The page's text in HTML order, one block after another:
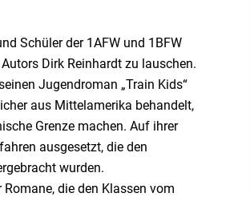
Schüler der 1AFW und 1BFW
Dirk Reinhardt zu lauschen.
Jugendroman „Train Kids“
aus Mittelamerika behandelt,
Grenze machen. Auf ihrer
ausgesetzt, die den
wurden.
die den Klassen vom